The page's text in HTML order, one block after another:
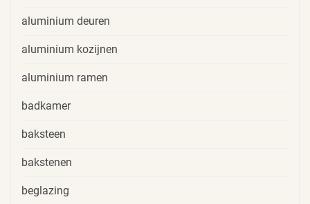
aluminium deuren
aluminium kozijnen
aluminium ramen
badkamer
baksteen
bakstenen
beglazing